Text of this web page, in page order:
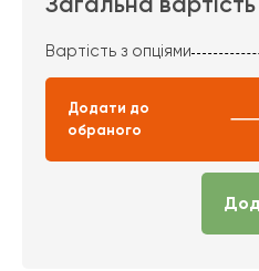
Вартість з опціями
Додати до
обраного